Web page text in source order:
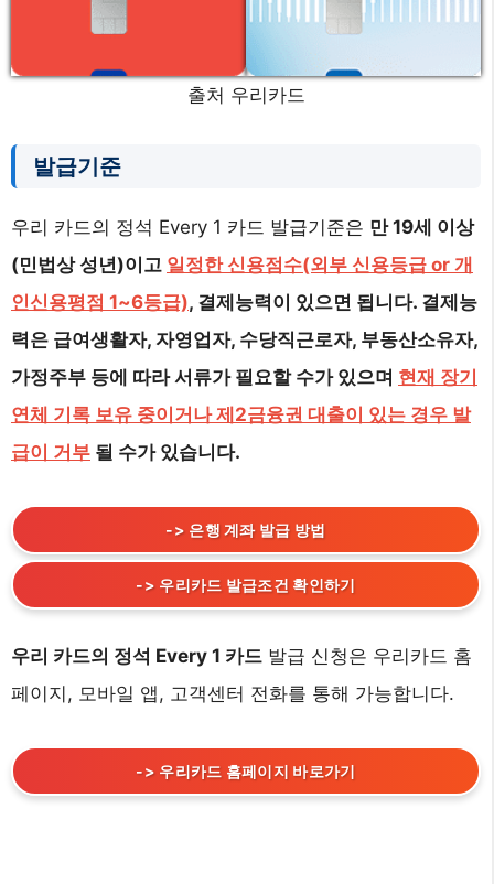
출처 우리카드
발급기준
우리 카드의 정석 Every 1 카드 발급기준은 만 19세 이상
(민법상 성년)이고 일정한 신용점수(외부 신용등급 or 개
인신용평점 1~6등급), 결제능력이 있으면 됩니다. 결제능
력은 급여생활자, 자영업자, 수당직근로자, 부동산소유자,
가정주부 등에 따라 서류가 필요할 수가 있으며 현재 장기
연체 기록 보유 중이거나 제2금융권 대출이 있는 경우 발
급이 거부 될 수가 있습니다.
-> 은행 계좌 발급 방법
-> 우리카드 발급조건 확인하기
우리 카드의 정석 Every 1 카드 발급 신청은 우리카드 홈
페이지, 모바일 앱, 고객센터 전화를 통해 가능합니다.
-> 우리카드 홈페이지 바로가기